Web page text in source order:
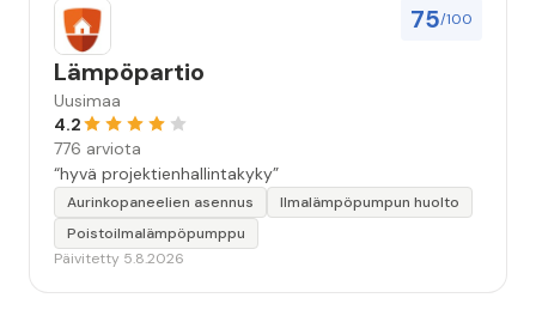
75/100
Lämpöpartio
Uusimaa
4.2
776 arviota
“hyvä projektienhallintakyky”
Aurinkopaneelien asennus
Ilmalämpöpumpun huolto
Poistoilmalämpöpumppu
Päivitetty 5.8.2026